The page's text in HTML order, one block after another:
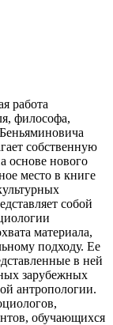
работа
философа,
собственную
основе нового
место в книге
собой
материала,
подходу. Ее
в ней
зарубежных
антропологии.
обучающихся